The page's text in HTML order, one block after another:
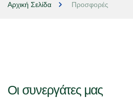
Αρχική Σελίδα Προσφορές
Οι συνεργάτες μας